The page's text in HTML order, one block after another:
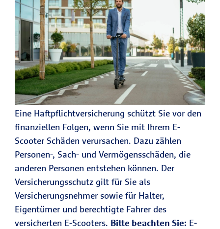
Eine Haftpflichtversicherung schützt Sie vor den
finanziellen Folgen, wenn Sie mit Ihrem E-
Scooter Schäden verursachen. Dazu zählen
Personen-, Sach- und Vermögensschäden, die
anderen Personen entstehen können. Der
Versicherungsschutz gilt für Sie als
Versicherungsnehmer sowie für Halter,
Eigentümer und berechtigte Fahrer des
versicherten E-Scooters. Bitte beachten Sie: E-